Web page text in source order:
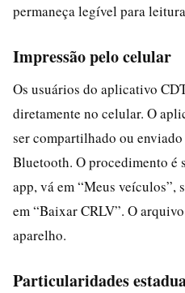
permaneça legível para
Impressão pelo celular
Os usuários do aplicativo
diretamente no celular. O
ser compartilhado ou
Bluetooth. O procedimento
app, vá em “Meus veículos”,
em “Baixar CRLV”. O
aparelho.
Particularidades